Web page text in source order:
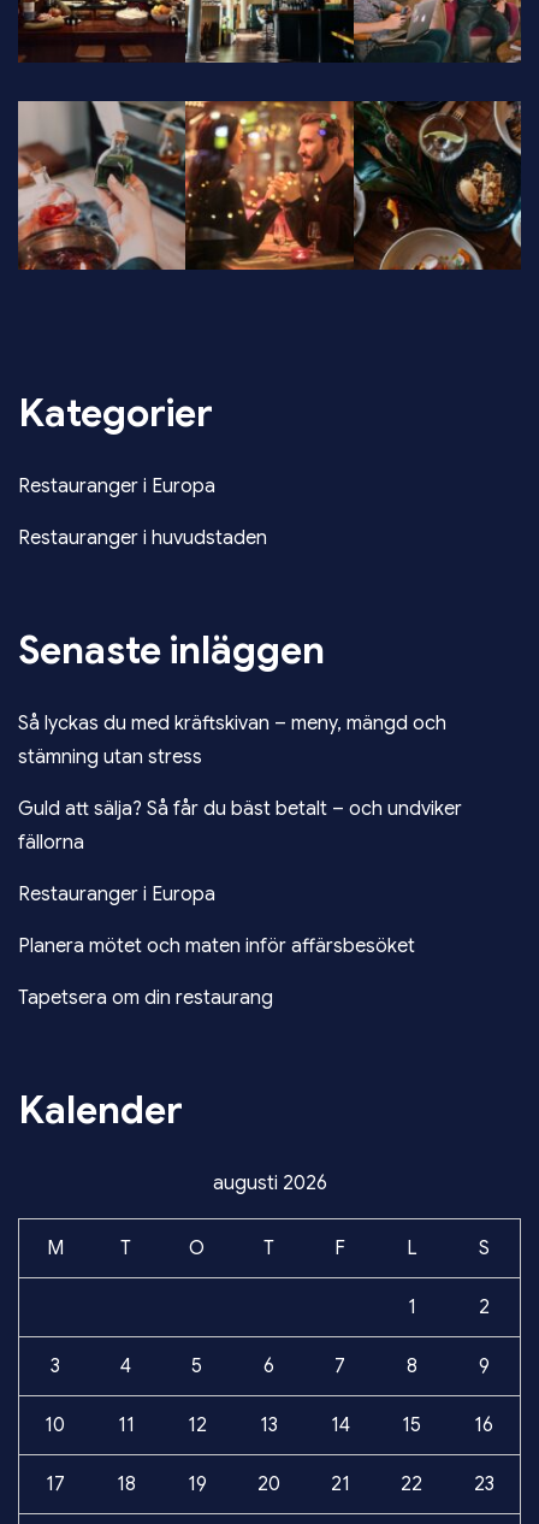
Kategorier
Restauranger i Europa
Restauranger i huvudstaden
Senaste inläggen
Så lyckas du med kräftskivan – meny, mängd och
stämning utan stress
Guld att sälja? Så får du bäst betalt – och undviker
fällorna
Restauranger i Europa
Planera mötet och maten inför affärsbesöket
Tapetsera om din restaurang
Kalender
augusti 2026
M T O T F L S
1 2
3 4 5 6 7 8 9
10 11 12 13 14 15 16
17 18 19 20 21 22 23